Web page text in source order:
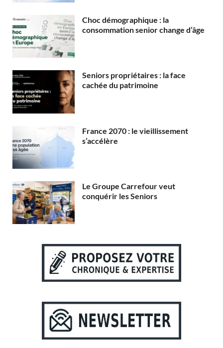
Choc démographique : la
consommation senior change d’âge
Seniors propriétaires : la face
cachée du patrimoine
France 2070 : le vieillissement
s’accélère
Le Groupe Carrefour veut
conquérir les Seniors